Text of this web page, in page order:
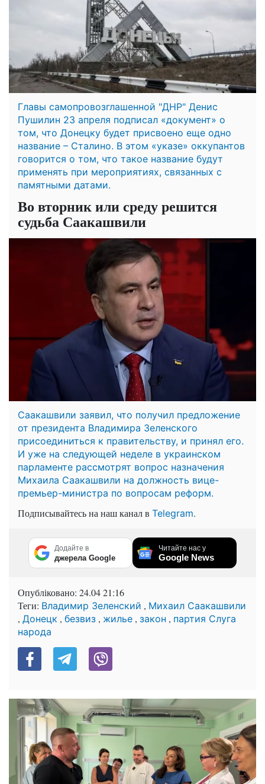
Главы самопровозглашенной "ДНР" Денис
Пушилин 23 апреля подписал «документ» о
том, что Донецку будет присвоено еще одно
название – Сталино. В этом «указе» оккупантов
говорится о том, что такое название будут
применять при мероприятиях, связанных с
памятными датами.
Во вторник или среду решится
судьба Саакашвили
Саакашвили заявил, что получил предложение
от президента Владимира Зеленского
присоединиться к правительству, и принял его.
И уже на следующей неделе в украинском
парламенте рассмотрят вопрос назначения
Михаила Саакашвили на должность вице-
премьер-министра по вопросам реформ.
Подписывайтесь на наш канал в Telegram.
Додайте в
джерела Google
Читайте нас у
Google News
Опубліковано: 24.04 21:16
Теги: Владимир Зеленский , Михаил Саакашвили
, Донецк , безвиз , жилье , закон , партия Слуга
народа